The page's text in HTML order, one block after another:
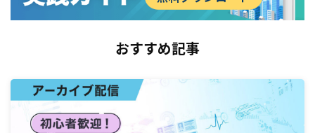
おすすめ記事